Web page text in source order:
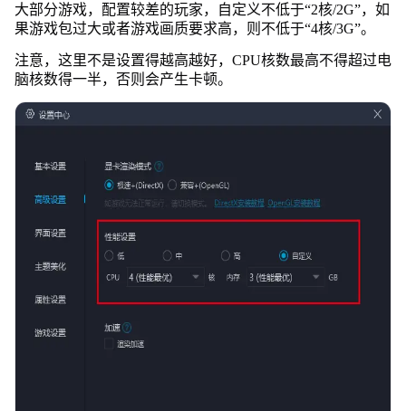
大部分游戏，配置较差的玩家，自定义不低于“2核/2G”，如
果游戏包过大或者游戏画质要求高，则不低于“4核/3G”。
注意，这里不是设置得越高越好，CPU核数最高不得超过电
脑核数得一半，否则会产生卡顿。